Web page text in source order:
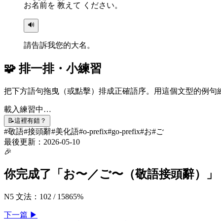
お名前を 教 えて ください。
🔊
請告訴我您的大名。
🧩 排一排・小練習
把下方語句拖曳（或點擊）排成正確語序。用這個文型的例句
載入練習中…
📝這裡有錯？
#敬語#接頭辭#美化語#o-prefix#go-prefix#お#ご
最後更新： 2026-05-10
🎉
你完成了「 お〜／ご〜（敬語接頭辭） 」
N5 文法 ： 102 / 15865%
下一篇 ▶